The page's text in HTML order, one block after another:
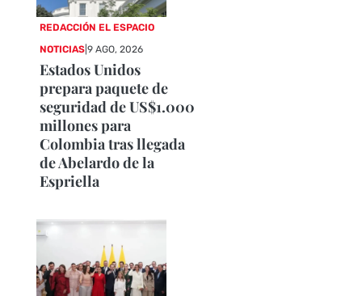
REDACCIÓN EL ESPACIO
NOTICIAS |9 AGO, 2026
Estados Unidos
prepara paquete de
seguridad de US$1.000
millones para
Colombia tras llegada
de Abelardo de la
Espriella